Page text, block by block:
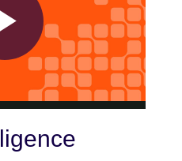
Play
Video